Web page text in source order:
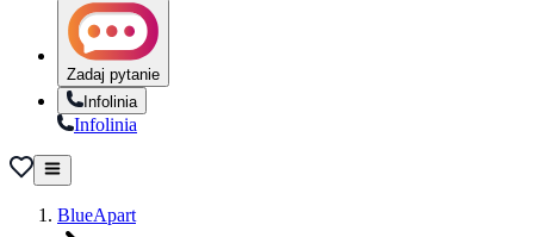
Zadaj pytanie
Infolinia
Infolinia
BlueApart